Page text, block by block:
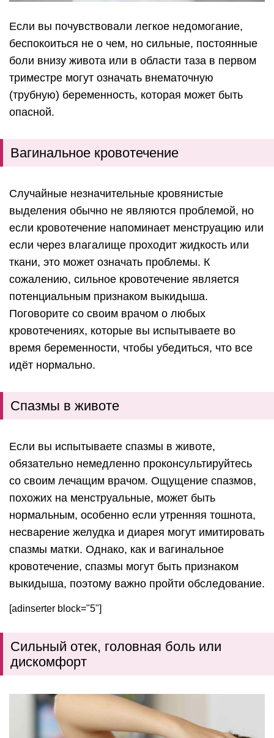
Если вы почувствовали легкое недомогание,
беспокоиться не о чем, но сильные, постоянные
боли внизу живота или в области таза в первом
триместре могут означать внематочную
(трубную) беременность, которая может быть
опасной.
Вагинальное кровотечение
Случайные незначительные кровянистые
выделения обычно не являются проблемой, но
если кровотечение напоминает менструацию или
если через влагалище проходит жидкость или
ткани, это может означать проблемы. К
сожалению, сильное кровотечение является
потенциальным признаком выкидыша.
Поговорите со своим врачом о любых
кровотечениях, которые вы испытываете во
время беременности, чтобы убедиться, что все
идёт нормально.
Спазмы в животе
Если вы испытываете спазмы в животе,
обязательно немедленно проконсультируйтесь
со своим лечащим врачом. Ощущение спазмов,
похожих на менструальные, может быть
нормальным, особенно если утренняя тошнота,
несварение желудка и диарея могут имитировать
спазмы матки. Однако, как и вагинальное
кровотечение, спазмы могут быть признаком
выкидыша, поэтому важно пройти обследование.
[adinserter block="5"]
Сильный отек, головная боль или
дискомфорт